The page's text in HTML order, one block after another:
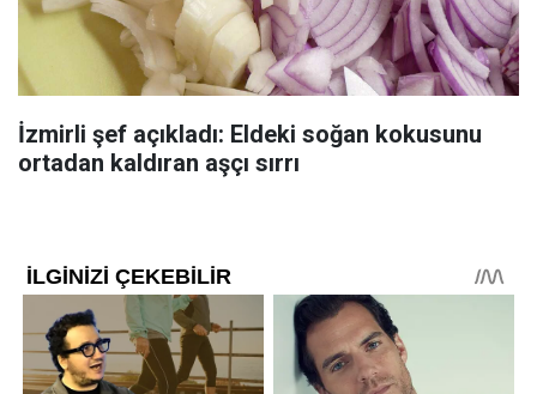
İzmirli şef açıkladı: Eldeki soğan kokusunu
ortadan kaldıran aşçı sırrı